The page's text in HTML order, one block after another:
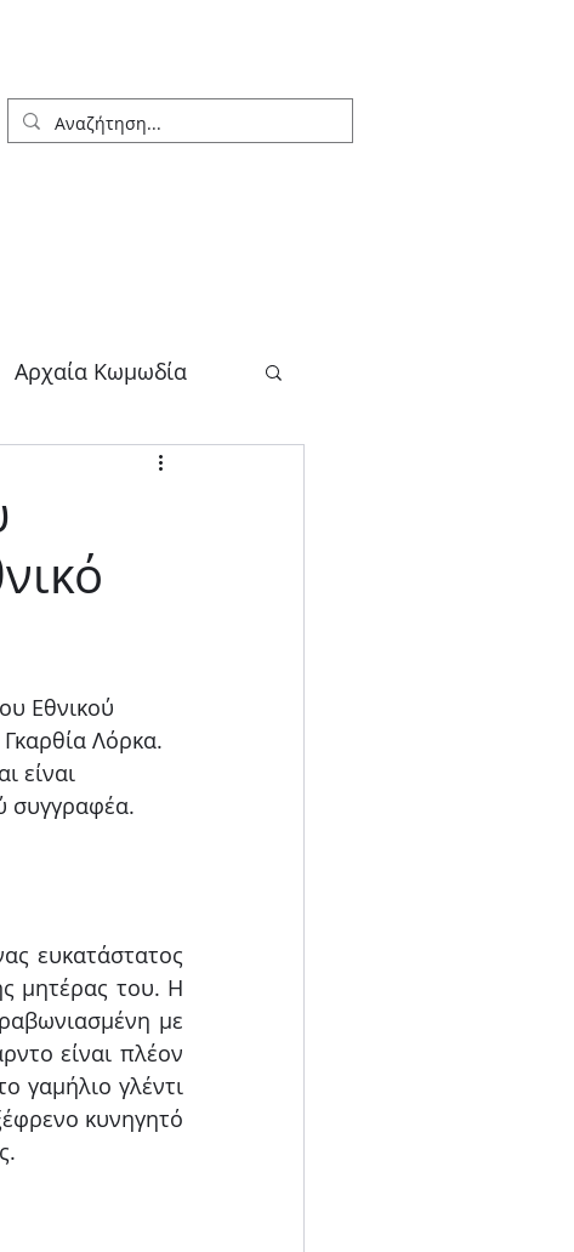
Αρχαία Κωμωδία
Blog
Εθνικού
Λόρκα.
είναι
συγγραφέα.
ευκατάστατος
μητέρας του. Η
με
είναι πλέον
γαμήλιο γλέντι
κυνηγητό